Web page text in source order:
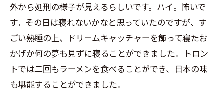
外から処刑の様子が見えるらしいです。ハイ。怖いで
す。その日は寝れないかなと思っていたのですが、す
ごい熟睡の上、ドリームキャッチャーを飾って寝たお
かげか何の夢も見ずに寝ることができました。トロン
トでは二回もラーメンを食べることができ、日本の味
も堪能することができました。